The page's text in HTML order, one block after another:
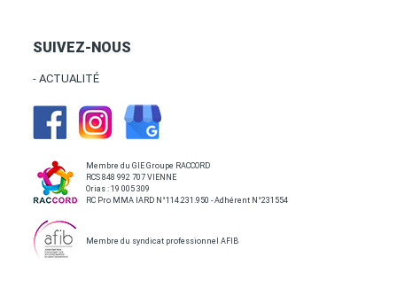
SUIVEZ-NOUS
- ACTUALITÉ
Membre du GIE Groupe RACCORD
RCS 848 992 707 VIENNE
Orias : 19 005 309
RC Pro MMA IARD N°114.231.950 - Adhérent N°231554
Membre du syndicat professionnel AFIB